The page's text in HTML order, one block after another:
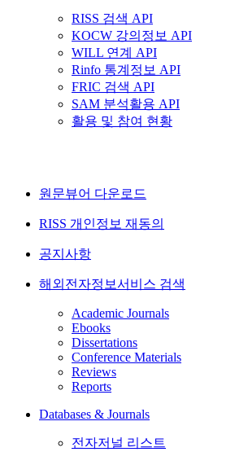
RISS 검색 API
KOCW 강의정보 API
WILL 연계 API
Rinfo 통계정보 API
FRIC 검색 API
SAM 분석활용 API
활용 및 참여 현황
원문뷰어 다운로드
RISS 개인정보 재동의
공지사항
해외전자정보서비스 검색
Academic Journals
Ebooks
Dissertations
Conference Materials
Reviews
Reports
Databases & Journals
전자저널 리스트